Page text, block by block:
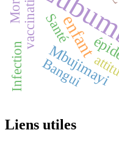
enfant
Mbujimayi
vaccination
Bangui
Santé
Infection
Liens utiles